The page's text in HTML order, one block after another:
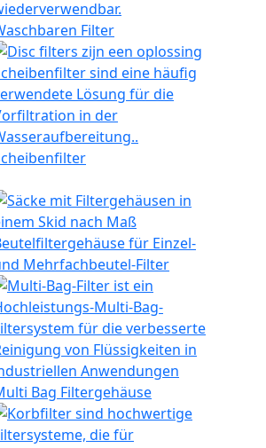
Filter
für Einzel-
Mehrfachbeutel-Filter
Bag Filtergehäuse